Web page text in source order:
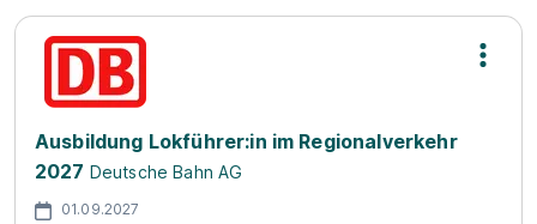
Ausbildung Lokführer:in im Regionalverkehr
2027 Deutsche Bahn AG
01.09.2027